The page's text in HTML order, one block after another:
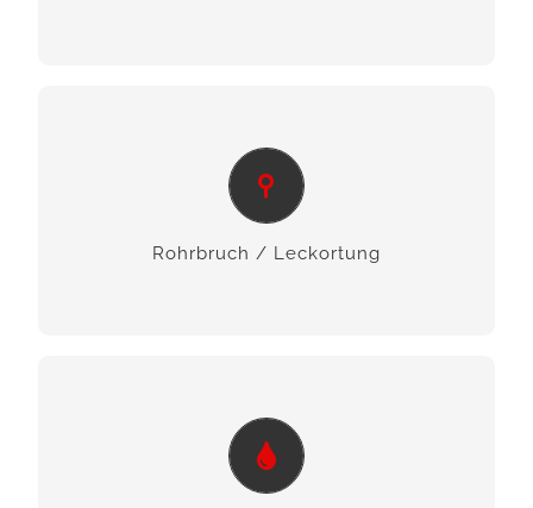
Rohrbruch / Leck­ortung
Rohrbruch / Leckortung
Wir unterstützen Sie und stoppen den
Wasserschaden
Wir helfen Ihnen bei Wasserschäden jeder Art